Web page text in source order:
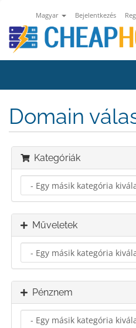
Magyar Bejelentkezés
Domain
Kategóriák
Műveletek
Pénznem